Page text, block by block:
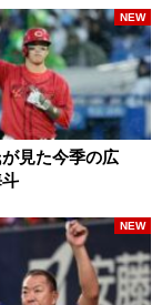
見た今季の広
NEW
NEW